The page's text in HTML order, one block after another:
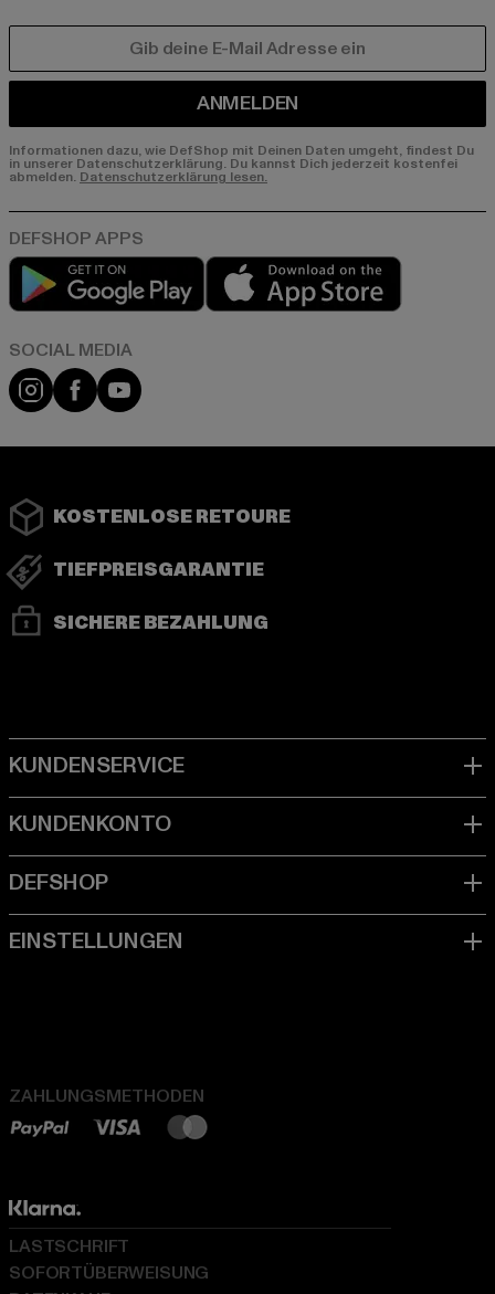
ANMELDEN
Informationen dazu, wie DefShop mit Deinen Daten umgeht, findest Du
in unserer Datenschutzerklärung. Du kannst Dich jederzeit kostenfei
abmelden. Datenschutzerklärung lesen.
Play market
Instagram
FacebookYouTube
KOSTENLOSE RETOURE
TIEFPREISGARANTIE
SICHERE BEZAHLUNG
ZAHLUNGSMETHODEN
LASTSCHRIFT
SOFORTÜBERWEISUNG